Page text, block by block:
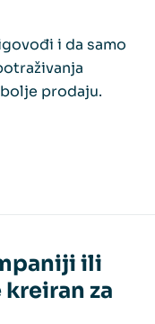
i da samo
prodaju.
ili
za